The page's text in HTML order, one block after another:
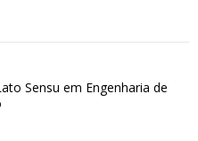
Sensu em Engenharia de